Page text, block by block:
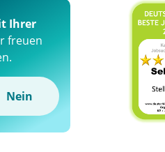
Ihrer
freuen
Nein